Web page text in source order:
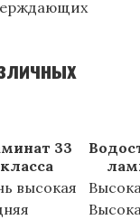
33
класса
высокая